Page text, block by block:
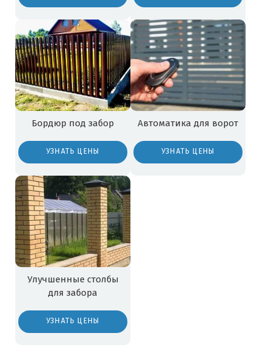
Бордюр под забор
УЗНАТЬ ЦЕНЫ
Автоматика для ворот
УЗНАТЬ ЦЕНЫ
Улучшенные столбы
для забора
УЗНАТЬ ЦЕНЫ